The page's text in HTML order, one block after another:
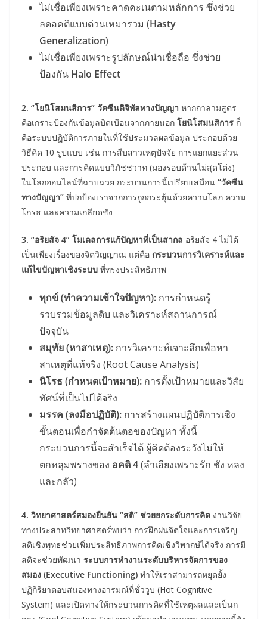
ไม่เชื่อเพียงเพราะคาดคะเนตามหลักการ ซึ่งช่วย
ลดอคติแบบด่วนเหมารวม (Hasty
Generalization)
ไม่เชื่อเพียงเพราะรูปลักษณ์น่าเชื่อถือ ซึ่งช่วย
ป้องกัน Halo Effect
2. “โยนิโสมนสิการ” วัคซีนดิจิทัลทางปัญญา หากกาลามสูตร
คือเกราะป้องกันข้อมูลบิดเบือนจากภายนอก โยนิโสมนสิการ ก็
คือระบบปฏิบัติการภายในที่ใช้ประมวลผลข้อมูล ประกอบด้วย
วิธีคิด 10 รูปแบบ เช่น การสืบสาวเหตุปัจจัย การแยกแยะส่วน
ประกอบ และการคิดแบบวิภัชชวาท (มองรอบด้านไม่สุดโต่ง)
ในโลกออนไลน์ที่ฉาบฉวย กระบวนการนี้เปรียบเสมือน “วัคซีน
ทางปัญญา” ที่ปกป้องเราจากการถูกกระตุ้นด้วยความโลภ ความ
โกรธ และความเกลียดชัง
3. “อริยสัจ 4” โมเดลการแก้ปัญหาที่เป็นสากล อริยสัจ 4 ไม่ได้
เป็นเพียงเรื่องของจิตวิญญาณ แต่คือ กระบวนการวิเคราะห์และ
แก้ไขปัญหาเชิงระบบ ที่ทรงประสิทธิภาพ
ทุกข์ (ทำความเข้าใจปัญหา): การกำหนดรู้
รวบรวมข้อมูลดิบ และวิเคราะห์สถานการณ์
ปัจจุบัน
สมุทัย (หาสาเหตุ): การวิเคราะห์เจาะลึกเพื่อหา
สาเหตุที่แท้จริง (Root Cause Analysis)
นิโรธ (กำหนดเป้าหมาย): การตั้งเป้าหมายและวิสัย
ทัศน์ที่เป็นไปได้จริง
มรรค (ลงมือปฏิบัติ): การสร้างแผนปฏิบัติการเชิง
ขั้นตอนเพื่อกำจัดต้นตอของปัญหา ทั้งนี้
กระบวนการนี้จะสำเร็จได้ ผู้คิดต้องระวังไม่ให้
ตกหลุมพรางของ อคติ 4(ลำเอียงเพราะรัก ชัง หลง
และกลัว)
4. วิทยาศาสตร์สมองยืนยัน “สติ” ช่วยยกระดับการคิด งานวิจัย
ทางประสาทวิทยาศาสตร์พบว่า การฝึกฝนจิตใจและการเจริญ
สติเชิงพุทธช่วยเพิ่มประสิทธิภาพการคิดเชิงวิพากษ์ได้จริง การมี
สติจะช่วยพัฒนา ระบบการทำงานระดับบริหารจัดการของ
สมอง (Executive Functioning) ทำให้เราสามารถหยุดยั้ง
ปฏิกิริยาตอบสนองทางอารมณ์ที่ชั่ววูบ (Hot Cognitive
System) และเปิดทางให้กระบวนการคิดที่ใช้เหตุผลและเป็นก